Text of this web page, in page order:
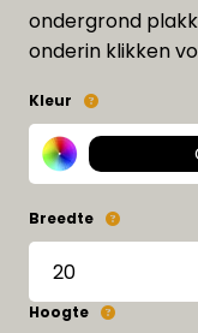
ondergrond
onderin klikken
Kleur
Breedte
Hoogte